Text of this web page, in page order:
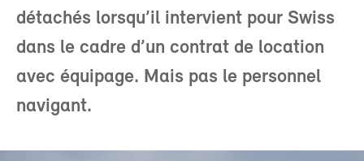
détachés lorsqu’il intervient pour Swiss
dans le cadre d’un contrat de location
avec équipage. Mais pas le personnel
navigant.